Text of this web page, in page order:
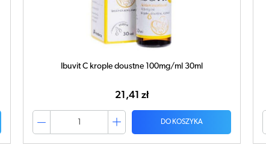
Cetebe Witamina C 1000 + Acerola + B-complex smak
15,22 zł
DO KOSZYKA